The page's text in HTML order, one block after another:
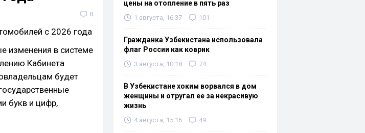
8
изменения в системе
Кабинета
будет
букв и цифр,
цены на отопление в пять раз
1 августа, 16:37 101
Гражданка Узбекистана использовала
флаг России как коврик
3 августа, 10:18 74
В Узбекистане хоким ворвался в дом
женщины и отругал ее за некрасивую
жизнь
4 августа, 15:16 49